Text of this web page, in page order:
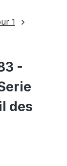
1
-
des